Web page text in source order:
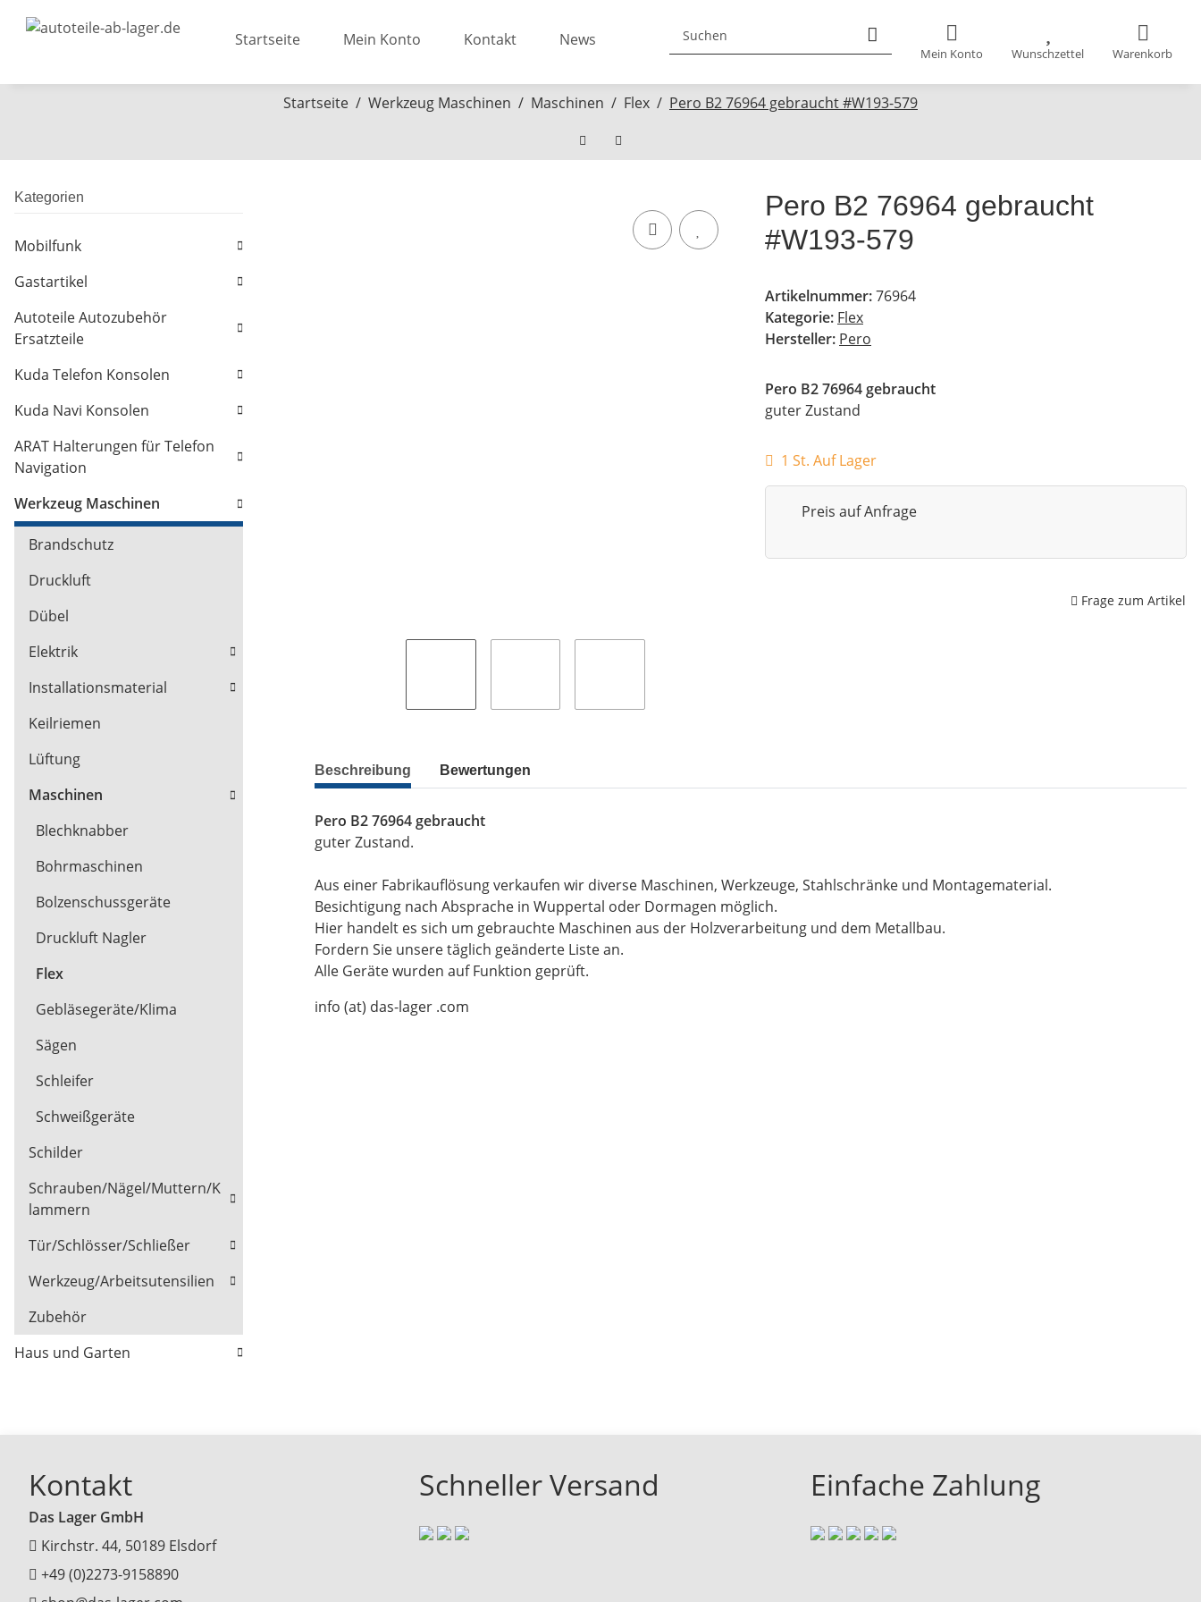
Mein Konto Wunschzettel Warenkorb
Startseite Mein Konto Kontakt News
Startseite Werkzeug Maschinen Maschinen Flex Pero B2 76964 gebraucht #W193-579
Pero B2 76964 gebraucht
#W193-579
Artikelnummer:76964
Kategorie: Flex
Hersteller: Pero
Pero B2 76964 gebraucht
guter Zustand
1 St. Auf Lager
Preis auf Anfrage
Frage zum Artikel
Beschreibung Bewertungen
Pero B2 76964 gebraucht
guter Zustand.
Aus einer Fabrikauflösung verkaufen wir diverse Maschinen, Werkzeuge, Stahlschränke und Montagematerial.
Besichtigung nach Absprache in Wuppertal oder Dormagen möglich.
Hier handelt es sich um gebrauchte Maschinen aus der Holzverarbeitung und dem Metallbau.
Fordern Sie unsere täglich geänderte Liste an.
Alle Geräte wurden auf Funktion geprüft.
info (at) das-lager .com
Kategorien
Mobilfunk
Gastartikel
Autoteile Autozubehör
Ersatzteile
Kuda Telefon Konsolen
Kuda Navi Konsolen
ARAT Halterungen für Telefon
Navigation
Werkzeug Maschinen
Brandschutz
Druckluft
Dübel
Elektrik
Installationsmaterial
Keilriemen
Lüftung
Maschinen
Blechknabber
Bohrmaschinen
Bolzenschussgeräte
Druckluft Nagler
Flex
Gebläsegeräte/Klima
Sägen
Schleifer
Schweißgeräte
Schilder
Schrauben/Nägel/Muttern/K
lammern
Tür/Schlösser/Schließer
Werkzeug/Arbeitsutensilien
Zubehör
Haus und Garten
Kontakt
Das Lager GmbH
Kirchstr. 44, 50189 Elsdorf
+49 (0)2273-9158890
Schneller Versand Einfache Zahlung